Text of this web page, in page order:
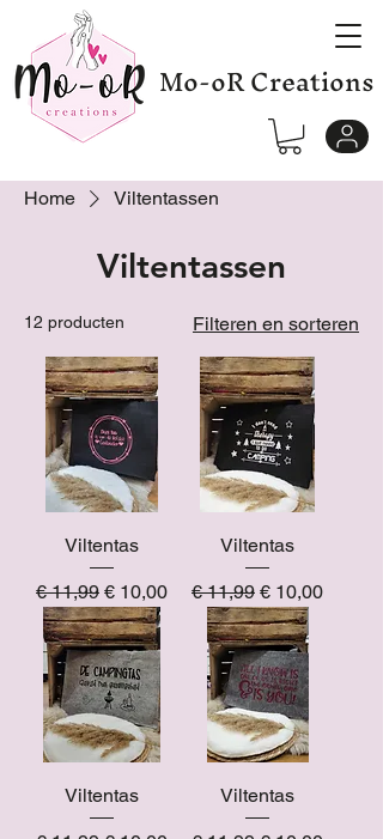
Mo-oR Creations
Home Viltentassen
Viltentassen
12 producten Filteren en sorteren
Viltentas
Normale prijs
€ 11,99 Verkoopprijs
€ 10,00
Viltentas
Normale prijs
€ 11,99 Verkoopprijs
€ 10,00
Viltentas
Viltentas